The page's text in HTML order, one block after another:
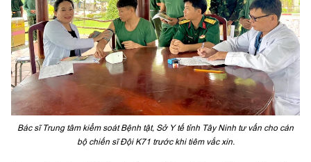
Bác sĩ Trung tâm kiểm soát Bệnh tật, Sở Y tế tỉnh Tây Ninh tư vấn cho cán
bộ chiến sĩ Đội K71 trước khi tiêm vắc xin.